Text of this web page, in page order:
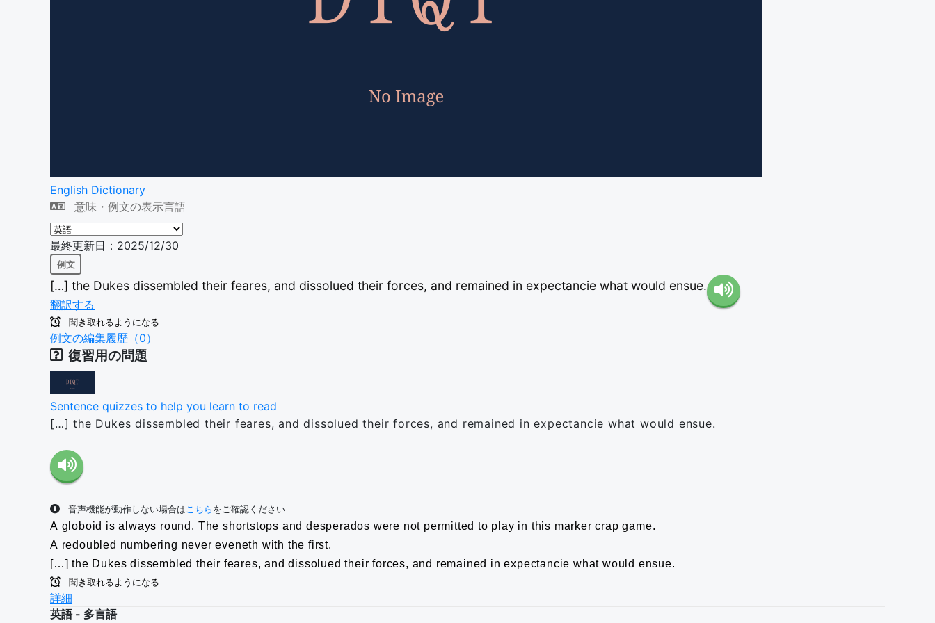
English Dictionary
意味・例文の表示言語
最終更新日：2025/12/30
例文
[…] the Dukes dissembled their feares, and dissolued their forces, and remained in expectancie what would ensue.
翻訳する
聞き取れるようになる
例文の編集履歴（0）
復習用の問題
Sentence quizzes to help you learn to read
[…] the Dukes dissembled their feares, and dissolued their forces, and remained in expectancie what would ensue.
音声機能が動作しない場合はこちら をご確認ください
A globoid is always round. The shortstops and desperados were not permitted to play in this marker crap game.
A redoubled numbering never eveneth with the first.
[…] the Dukes dissembled their feares, and dissolued their forces, and remained in expectancie what would ensue.
聞き取れるようになる
詳細
英語 - 多言語